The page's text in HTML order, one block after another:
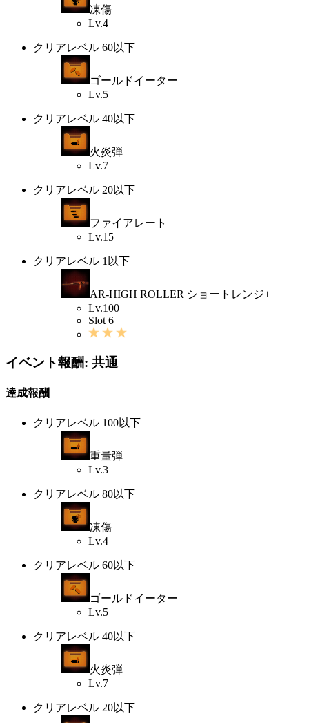
凍傷
Lv.4
クリアレベル 60以下
ゴールドイーター
Lv.5
クリアレベル 40以下
火炎弾
Lv.7
クリアレベル 20以下
ファイアレート
Lv.15
クリアレベル 1以下
AR-HIGH ROLLER ショートレンジ+
Lv.100
Slot 6
イベント報酬: 共通
達成報酬
クリアレベル 100以下
重量弾
Lv.3
クリアレベル 80以下
凍傷
Lv.4
クリアレベル 60以下
ゴールドイーター
Lv.5
クリアレベル 40以下
火炎弾
Lv.7
クリアレベル 20以下